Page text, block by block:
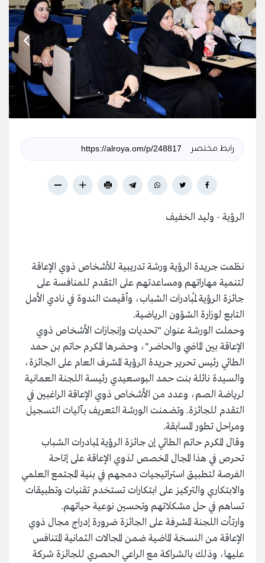
رابط مختصر
الرؤية - وليد الخفيف
نظمت جريدة الرؤية ورشة تدريبية للأشخاص ذوي الإعاقة
لتنمية مهاراتهم ومساعدتهم على التقدم للمنافسة على
جائزة الرؤية لمُبادرات الشباب، وأقيمت الندوة في نادي الأمل
التابع لوزارة الشؤون الرياضية.
وحملت الورشة عنوان "تحديات وإنجازات الأشخاص ذوي
الإعاقة بين الماضي والحاضر"، وحضرها المكرم حاتم بن حمد
الطائي رئيس تحرير جريدة الرؤية المشرف العام على الجائزة،
والسيدة نائلة بنت حمد البوسعيدي رئيسة اللجنة العمانية
لرياضة الصم، وعدد من الأشخاص ذوي الإعاقة الراغبين في
التقدم للجائزة. وتضمنت الورشة التعريف بآليات التسجيل
ومراحل تطور المسابقة.
وقال المكرم حاتم الطائي إن جائزة الرؤية لمبادرات الشباب
تحرص في هذا المجال المخصص لذوي الإعاقة على إتاحة
الفرصة لتطبيق استراتيجيات دمجهم في بنية المجتمع العلمي
والابتكاري والتركيز على ابتكارات تستخدم تقنيات وتطبيقات
تساهم في حل مشكلاتهم وتحسين نوعية حياتهم.
وارتأت اللجنة المشرفة على الجائزة ضرورة إدراج مجال ذوي
الإعاقة من النسخة الماضية ضمن المجالات الثمانية المتنافس
عليها، وذلك بالشراكة مع الراعي الحصري للجائزة شركة